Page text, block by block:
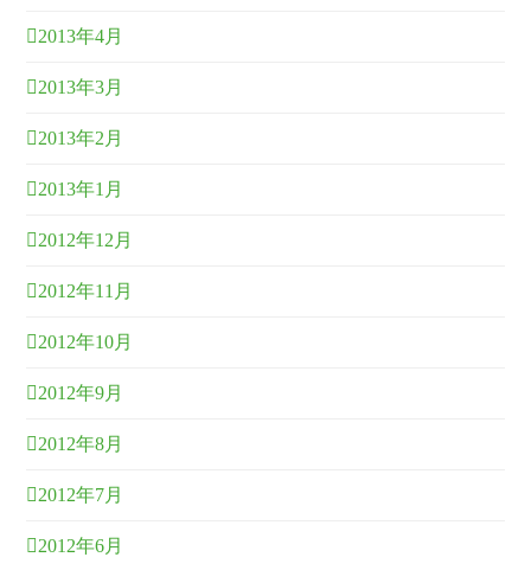
2013年4月
2013年3月
2013年2月
2013年1月
2012年12月
2012年11月
2012年10月
2012年9月
2012年8月
2012年7月
2012年6月